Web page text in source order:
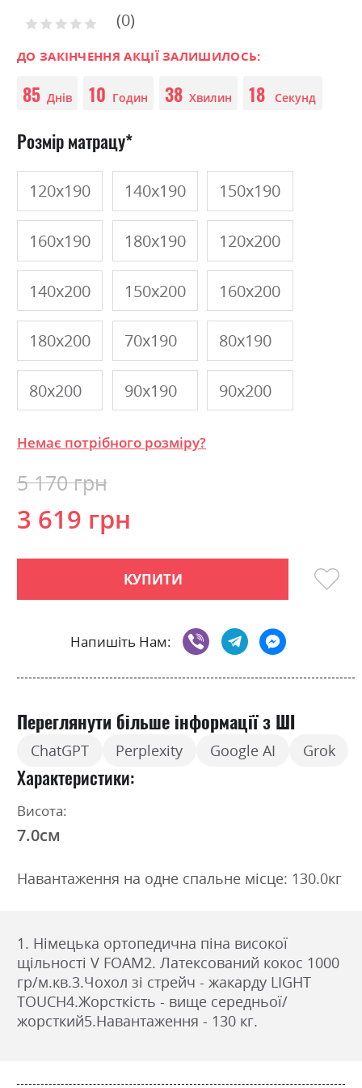
the
of
images
gallery
Рейтинг: 0
ДО ЗАКІНЧЕННЯ АКЦІЇ ЗАЛИШИЛОСЬ:
85 Днів 10 Годин 38 Хвилин 18 Секунд
Розмір матрацу
120х190 140х190 150х190
160х190 180х190 120х200
140х200 150х200 160х200
180х200 70х190 80х190
80х200 90х190 90х200
Немає потрібного розміру?
3 619 грн
5 170 грн
КУПИТИ
Напишіть Нам:
Переглянути більше інформації з ШІ
ChatGPT Perplexity Google AI Grok
Характеристики
Висота:
7.0см
Навантаження на одне спальне місце: 130.0кг
1. Німецька ортопедична піна високої
щільності V FOAM2. Латексований кокос 1000
гр/м.кв.3.Чохол зі стрейч - жакарду LIGHT
TOUCH4.Жорсткість - вище середньої/
жорсткий5.Навантаження - 130 кг.